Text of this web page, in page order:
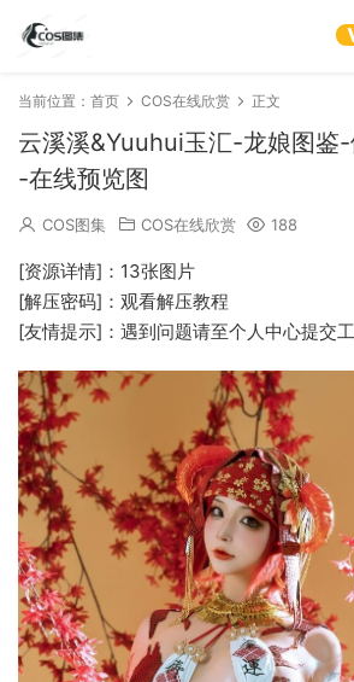
当前位置： 首页 COS在线欣赏 正文
云溪溪&Yuuhui玉汇-龙娘图鉴-
-在线预览图
COS图集 COS在线欣赏 188
[资源详情]：13张图片
[解压密码]：观看解压教程
[友情提示]：遇到问题请至个人中心提交